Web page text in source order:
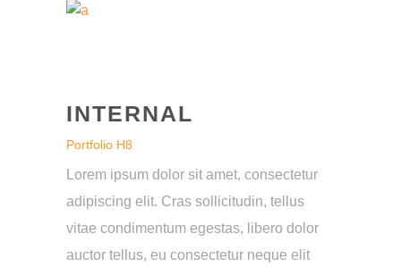
INTERNAL
Portfolio H8
Lorem ipsum dolor sit amet, consectetur
adipiscing elit. Cras sollicitudin, tellus
vitae condimentum egestas, libero dolor
auctor tellus, eu consectetur neque elit